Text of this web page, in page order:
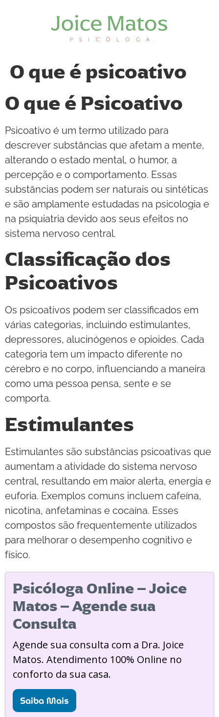
O que é psicoativo
O que é Psicoativo
Psicoativo é um termo utilizado para
descrever substâncias que afetam a mente,
alterando o estado mental, o humor, a
percepção e o comportamento. Essas
substâncias podem ser naturais ou sintéticas
e são amplamente estudadas na psicologia e
na psiquiatria devido aos seus efeitos no
sistema nervoso central.
Classificação dos
Psicoativos
Os psicoativos podem ser classificados em
várias categorias, incluindo estimulantes,
depressores, alucinógenos e opioides. Cada
categoria tem um impacto diferente no
cérebro e no corpo, influenciando a maneira
como uma pessoa pensa, sente e se
comporta.
Estimulantes
Estimulantes são substâncias psicoativas que
aumentam a atividade do sistema nervoso
central, resultando em maior alerta, energia e
euforia. Exemplos comuns incluem cafeína,
nicotina, anfetaminas e cocaína. Esses
compostos são frequentemente utilizados
para melhorar o desempenho cognitivo e
físico.
Psicóloga Online – Joice
Matos – Agende sua
Consulta
Agende sua consulta com a Dra. Joice
Matos. Atendimento 100% Online no
conforto da sua casa.
Saiba Mais